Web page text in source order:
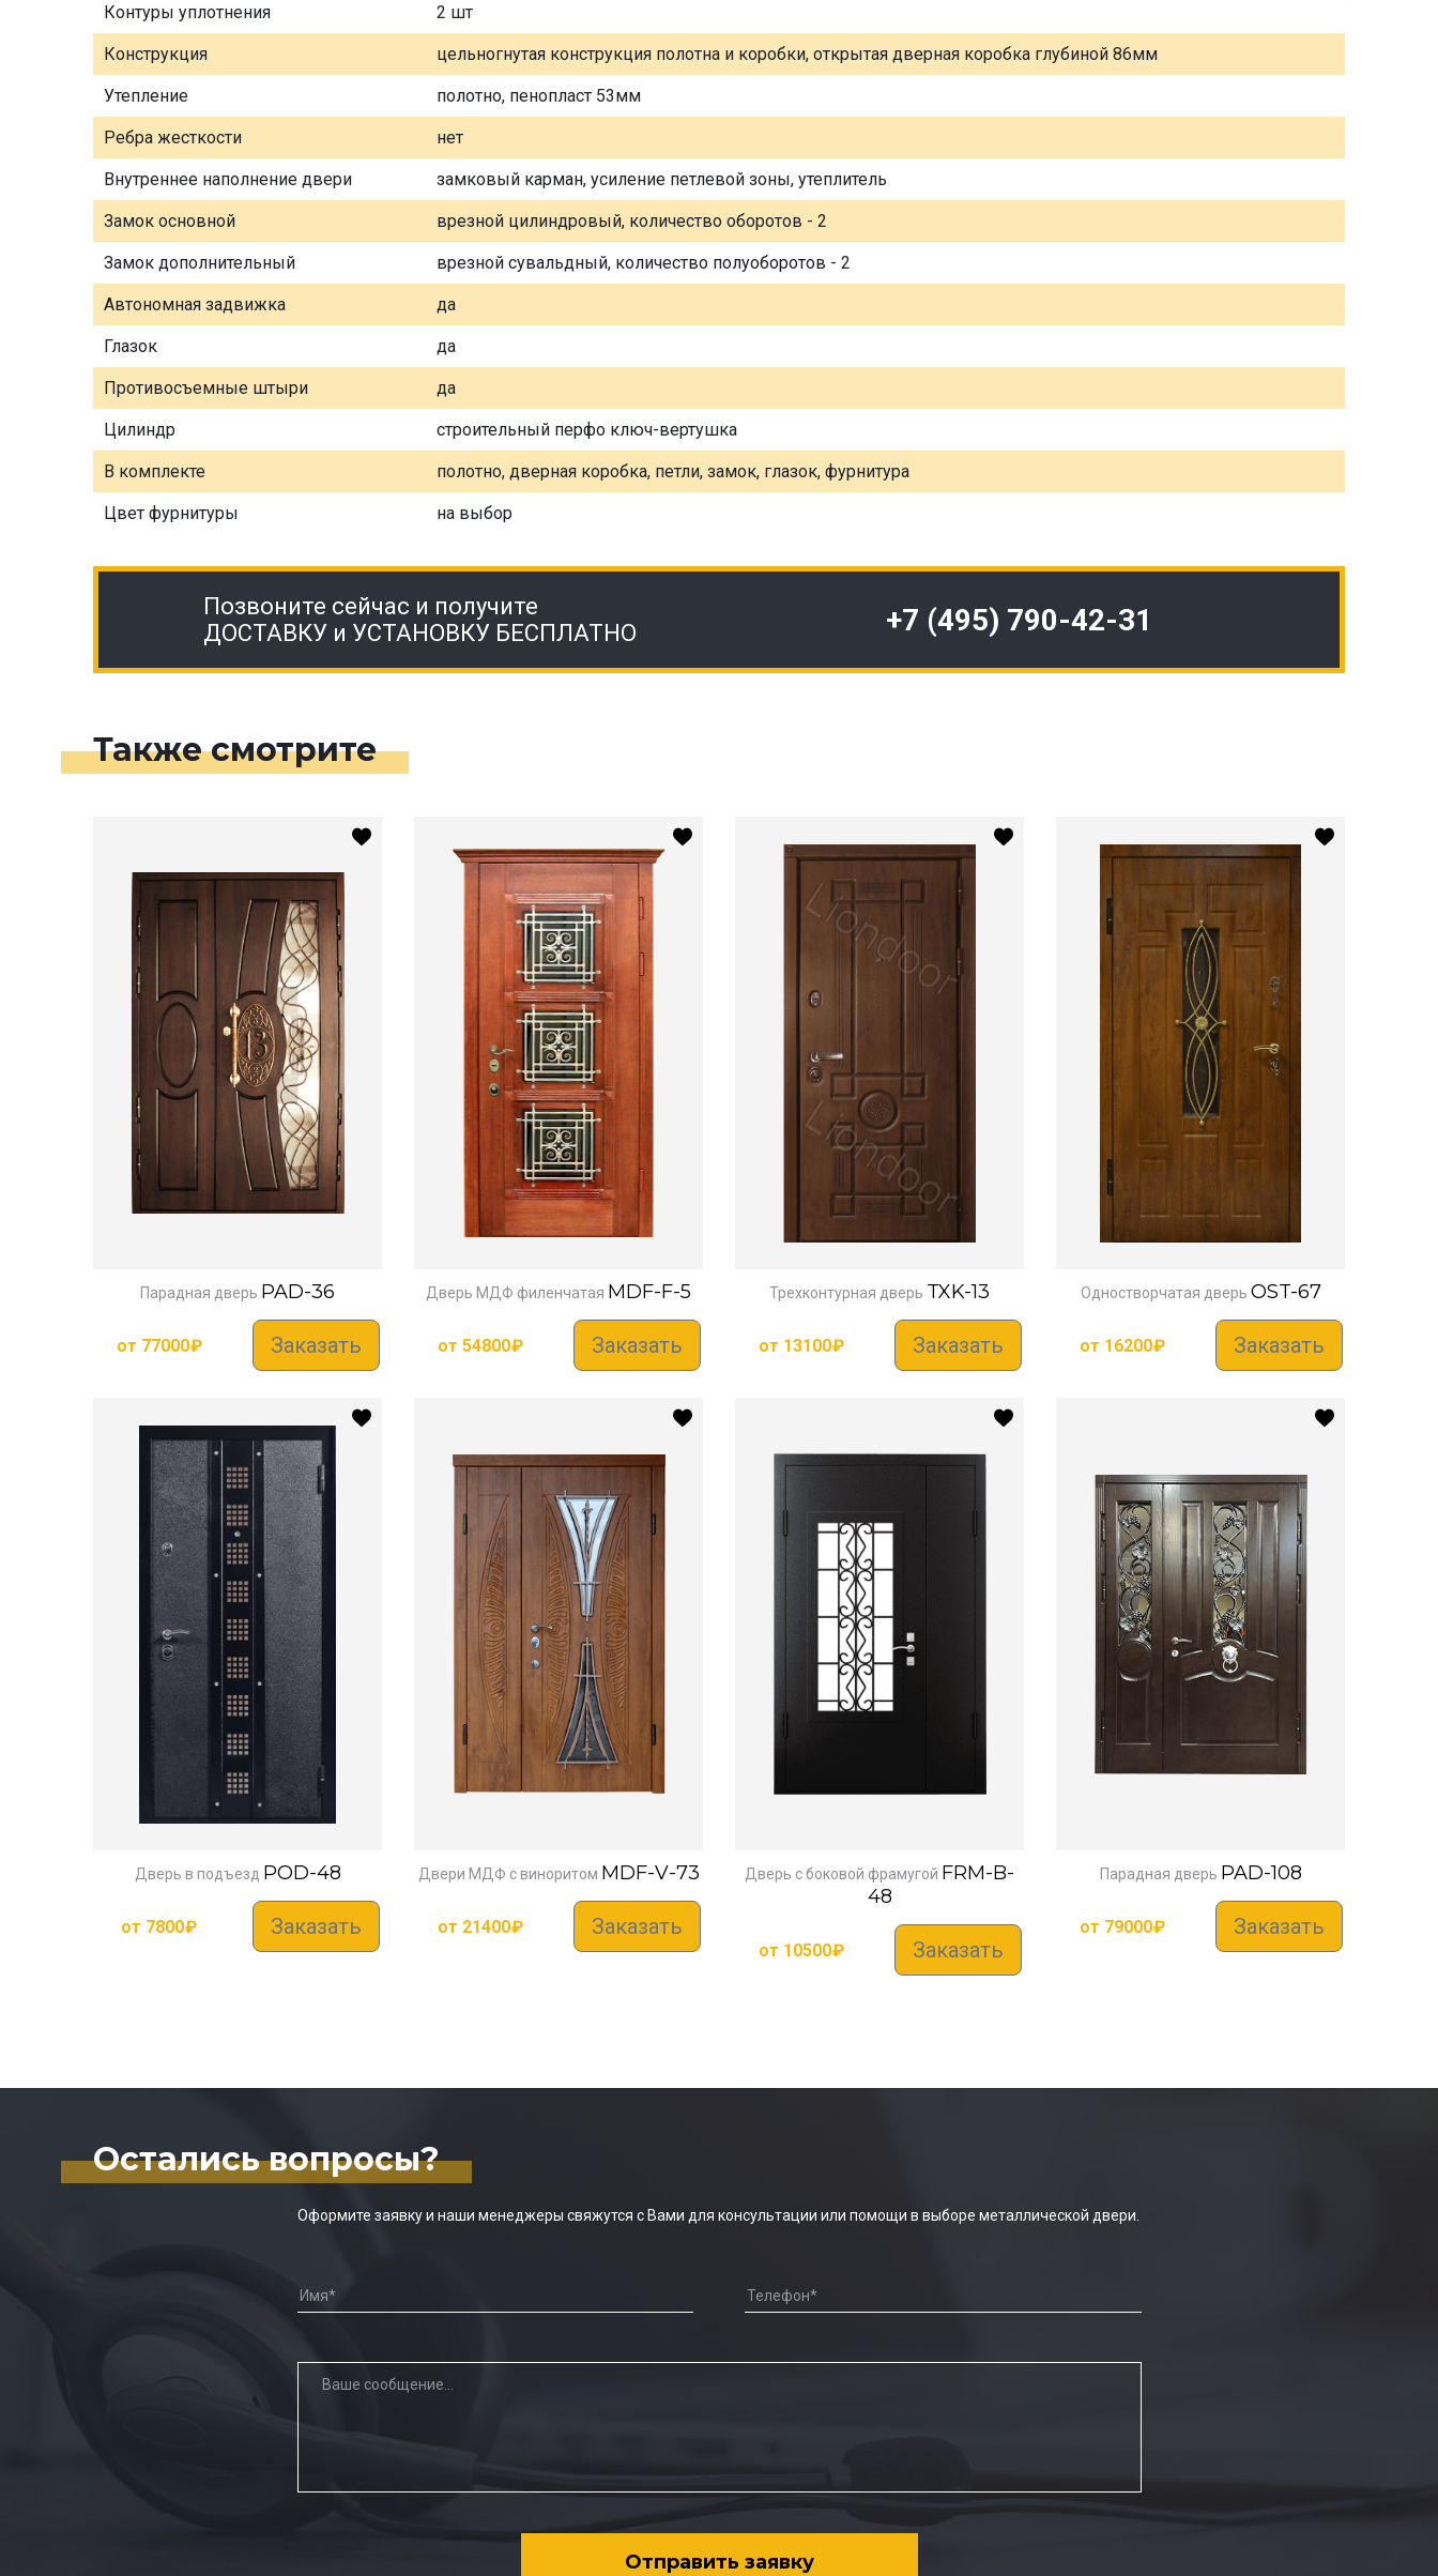
Контуры уплотнения 2 шт
Конструкция цельногнутая конструкция полотна и коробки, открытая дверная коробка глубиной 86мм
Утепление полотно, пенопласт 53мм
Ребра жесткости нет
Внутреннее наполнение двери замковый карман, усиление петлевой зоны, утеплитель
Замок основной врезной цилиндровый, количество оборотов - 2
Замок дополнительный врезной сувальдный, количество полуоборотов - 2
Автономная задвижка да
Глазок да
Противосъемные штыри да
Цилиндр строительный перфо ключ-вертушка
В комплекте полотно, дверная коробка, петли, замок, глазок, фурнитура
Цвет фурнитуры на выбор
Позвоните сейчас и получите
ДОСТАВКУ и УСТАНОВКУ БЕСПЛАТНО
+7 (495) 790-42-31
Также смотрите
Парадная дверь PAD-36
от 77000₽ Заказать
Дверь МДФ филенчатая MDF-F-5
от 54800₽ Заказать
Трехконтурная дверь TXK-13
от 13100₽ Заказать
Одностворчатая дверь OST-67
от 16200₽ Заказать
Дверь в подъезд POD-48
от 7800₽ Заказать
Двери МДФ с виноритом MDF-V-73
от 21400₽ Заказать
Дверь с боковой фрамугой FRM-B-
48
от 10500₽ Заказать
Парадная дверь PAD-108
от 79000₽ Заказать
Остались вопросы?
Оформите заявку и наши менеджеры свяжутся с Вами для консультации или помощи в выборе металлической двери.
Отправить заявку